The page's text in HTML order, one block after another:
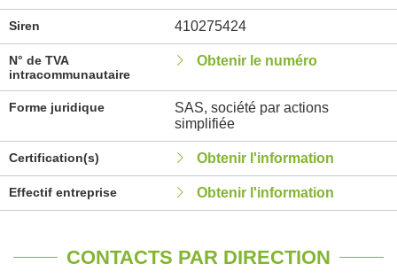
Siren 410275424
N° de TVA
intracommunautaire
Obtenir le numéro
Forme juridique
SAS, société par actions
simplifiée
Certification(s) Obtenir l'information
Effectif entreprise Obtenir l'information
CONTACTS PAR DIRECTION